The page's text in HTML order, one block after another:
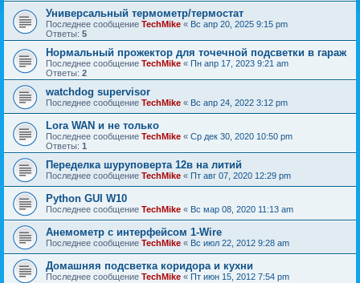
Универсальный термометр/термостат
Последнее сообщение TechMike « Вс апр 20, 2025 9:15 pm
Ответы: 5
Нормальный прожектор для точечной подсветки в гараж
Последнее сообщение TechMike « Пн апр 17, 2023 9:21 am
Ответы: 2
watchdog supervisor
Последнее сообщение TechMike « Вс апр 24, 2022 3:12 pm
Lora WAN и не только
Последнее сообщение TechMike « Ср дек 30, 2020 10:50 pm
Ответы: 1
Переделка шуруповерта 12в на литий
Последнее сообщение TechMike « Пт авг 07, 2020 12:29 pm
Python GUI W10
Последнее сообщение TechMike « Вс мар 08, 2020 11:13 am
Анемометр с интерфейсом 1-Wire
Последнее сообщение TechMike « Вс июл 22, 2012 9:28 am
Домашняя подсветка коридора и кухни
Последнее сообщение TechMike « Пт июн 15, 2012 7:54 pm